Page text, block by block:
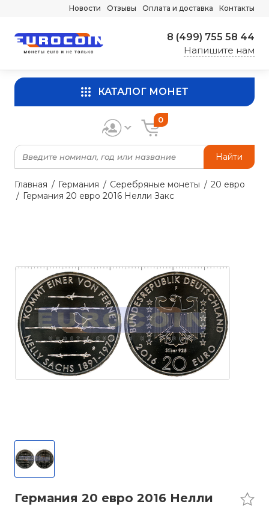
Новости Отзывы Оплата и доставка Контакты
8 (499) 755 58 44
Напишите нам
КАТАЛОГ МОНЕТ
Найти
0
Главная Германия Серебряные монеты
20 евро
Германия 20 евро 2016 Нелли Закс
Германия 20 евро 2016 Нелли